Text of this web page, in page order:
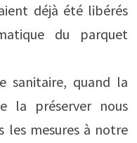
déjà été libérés
du parquet
sanitaire, quand la
la préserver nous
mesures à notre